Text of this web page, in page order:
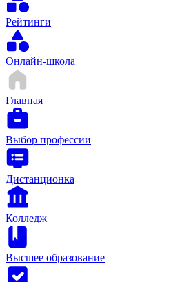
Рейтинги
Онлайн-школа
Главная
Выбор профессии
Дистанционка
Колледж
Высшее образование